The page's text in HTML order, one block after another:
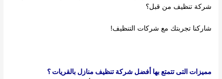
شركة تنظيف من قبل؟
شاركنا تجربتك مع شركات التنظيف!
مميزات التى تتمتع بها أفضل شركة تنظيف منازل بالقريات ؟